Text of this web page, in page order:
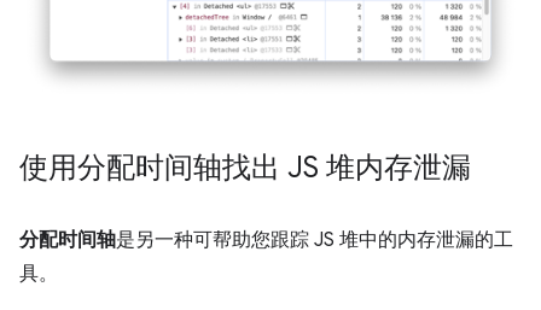
使用分配时间轴找出 JS 堆内存泄漏
分配时间轴是另一种可帮助您跟踪 JS 堆中的内存泄漏的工
具。